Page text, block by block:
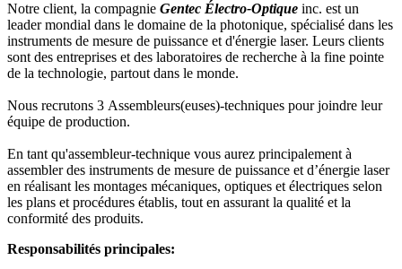
Notre client, la compagnie Gentec Électro-Optique inc. est un
leader mondial dans le domaine de la photonique, spécialisé dans les
instruments de mesure de puissance et d'énergie laser. Leurs clients
sont des entreprises et des laboratoires de recherche à la fine pointe
de la technologie, partout dans le monde.
Nous recrutons 3 Assembleurs(euses)-techniques pour joindre leur
équipe de production.
En tant qu'assembleur-technique vous aurez principalement à
assembler des instruments de mesure de puissance et d’énergie laser
en réalisant les montages mécaniques, optiques et électriques selon
les plans et procédures établis, tout en assurant la qualité et la
conformité des produits.
Responsabilités principales: